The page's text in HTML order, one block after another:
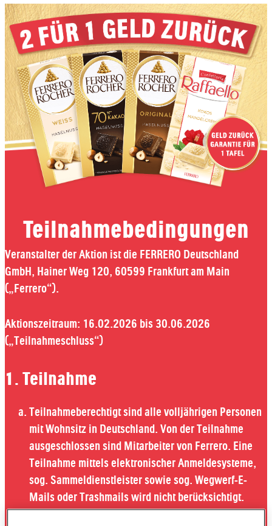
Teilnahme­bedingungen
Veranstalter der Aktion ist die FERRERO Deutschland
GmbH, Hainer Weg 120, 60599 Frankfurt am Main
(„Ferrero“).
Aktionszeitraum: 16.02.2026 bis 30.06.2026
(„Teilnahmeschluss“)
1. Teilnahme
Teilnahmeberechtigt sind alle volljährigen Personen
mit Wohnsitz in Deutschland. Von der Teilnahme
ausgeschlossen sind Mitarbeiter von Ferrero. Eine
Teilnahme mittels elektronischer Anmeldesysteme,
sog. Sammeldienstleister sowie sog. Wegwerf-E-
Mails oder Trashmails wird nicht berücksichtigt.